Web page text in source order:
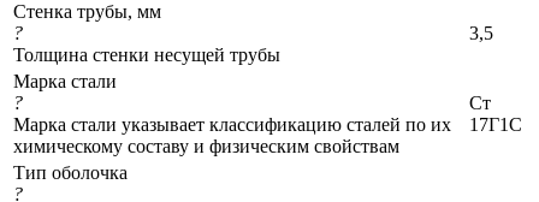
Стенка трубы, мм
?
Толщина стенки несущей трубы
3,5
Марка стали
?
Марка стали указывает классификацию сталей по их
химическому составу и физическим свойствам
Ст
17Г1С
Тип оболочка
?